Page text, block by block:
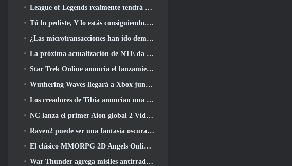
League of Legends realmente tendrá un modo clásico
Tú lo pediste, Y lo estás consiguiendo. Los gremios ahora están disponibles en Eterspire
¿Las microtransacciones han ido demasiado lejos en los juegos gratuitos??
La próxima actualización de NTE da un paso atrás hacia un juego de mesa de fantasía
Star Trek Online anuncia el lanzamiento de la próxima temporada “Undiscovered”
Wuthering Waves llegará a Xbox junto con la versión 3.5 Actualizar
Los creadores de Tibia anuncian una nueva prueba del MMORPG de zombis de la vieja escuela, Persistir en línea
NC lanza el primer Aion global 2 Vídeo para desarrolladores, Compartir detalles sobre el juego
Raven2 puede ser una fantasía oscura, Pero eso no detiene la diversión del verano
El clásico MMORPG 2D Angels Online global se lanza hoy
War Thunder agrega misiles antirradiación y medidas de soporte electrónico en la actualización de caballería pesada